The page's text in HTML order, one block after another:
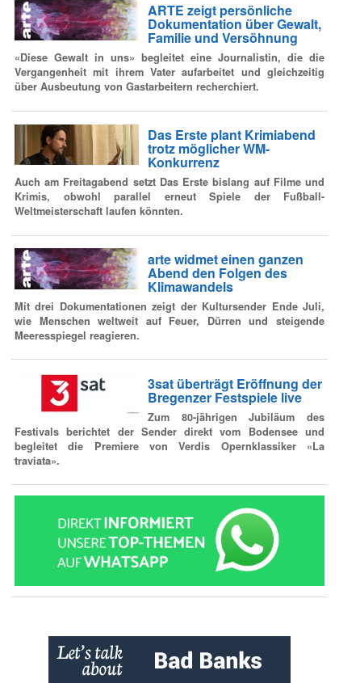
ARTE zeigt persönliche
Dokumentation über Gewalt,
Familie und Versöhnung
«Diese Gewalt in uns» begleitet eine Journalistin, die die
Vergangenheit mit ihrem Vater aufarbeitet und gleichzeitig
über Ausbeutung von Gastarbeitern recherchiert.
Das Erste plant Krimiabend
trotz möglicher WM-
Konkurrenz
Auch am Freitagabend setzt Das Erste bislang auf Filme und
Krimis, obwohl parallel erneut Spiele der Fußball-
Weltmeisterschaft laufen könnten.
arte widmet einen ganzen
Abend den Folgen des
Klimawandels
Mit drei Dokumentationen zeigt der Kultursender Ende Juli,
wie Menschen weltweit auf Feuer, Dürren und steigende
Meeresspiegel reagieren.
3sat überträgt Eröffnung der
Bregenzer Festspiele live
Zum 80-jährigen Jubiläum des
Festivals berichtet der Sender direkt vom Bodensee und
begleitet die Premiere von Verdis Opernklassiker «La
traviata».